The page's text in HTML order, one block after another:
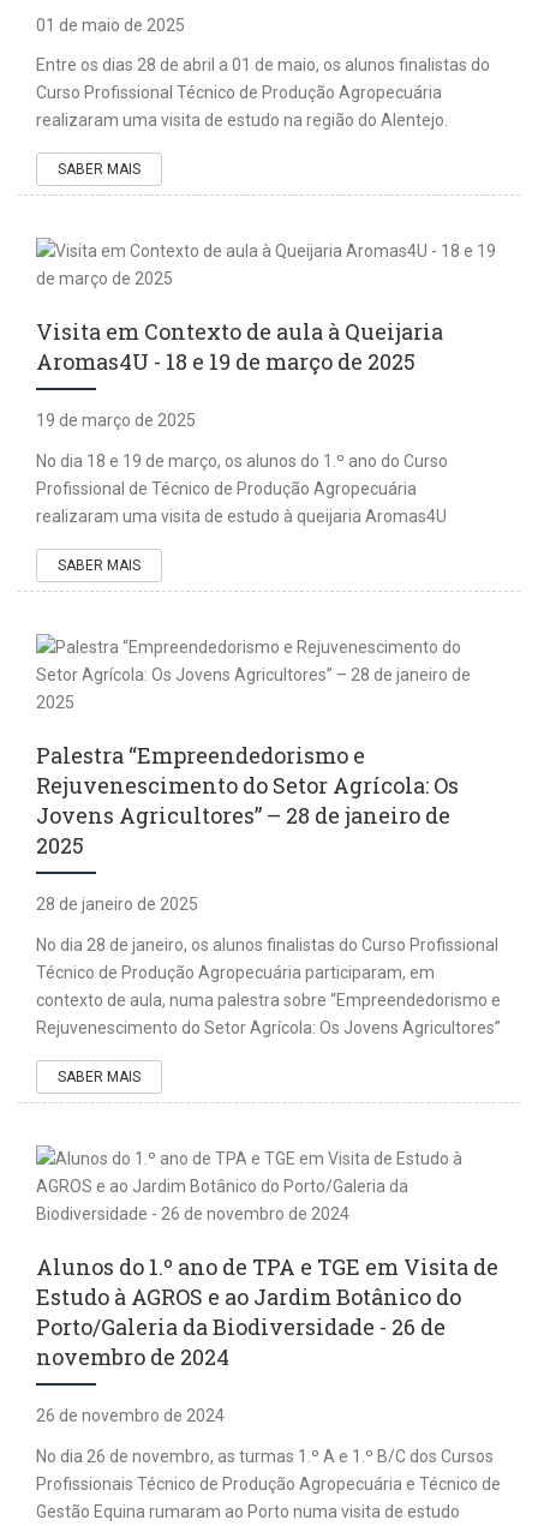
01 de maio de 2025
Entre os dias 28 de abril a 01 de maio, os alunos finalistas do
Curso Profissional Técnico de Produção Agropecuária
realizaram uma visita de estudo na região do Alentejo.
SABER MAIS
Visita em Contexto de aula à Queijaria
Aromas4U - 18 e 19 de março de 2025
19 de março de 2025
No dia 18 e 19 de março, os alunos do 1.º ano do Curso
Profissional de Técnico de Produção Agropecuária
realizaram uma visita de estudo à queijaria Aromas4U
SABER MAIS
Palestra “Empreendedorismo e
Rejuvenescimento do Setor Agrícola: Os
Jovens Agricultores” – 28 de janeiro de
2025
28 de janeiro de 2025
No dia 28 de janeiro, os alunos finalistas do Curso Profissional
Técnico de Produção Agropecuária participaram, em
contexto de aula, numa palestra sobre “Empreendedorismo e
Rejuvenescimento do Setor Agrícola: Os Jovens Agricultores”
SABER MAIS
Alunos do 1.º ano de TPA e TGE em Visita de
Estudo à AGROS e ao Jardim Botânico do
Porto/Galeria da Biodiversidade - 26 de
novembro de 2024
26 de novembro de 2024
No dia 26 de novembro, as turmas 1.º A e 1.º B/C dos Cursos
Profissionais Técnico de Produção Agropecuária e Técnico de
Gestão Equina rumaram ao Porto numa visita de estudo